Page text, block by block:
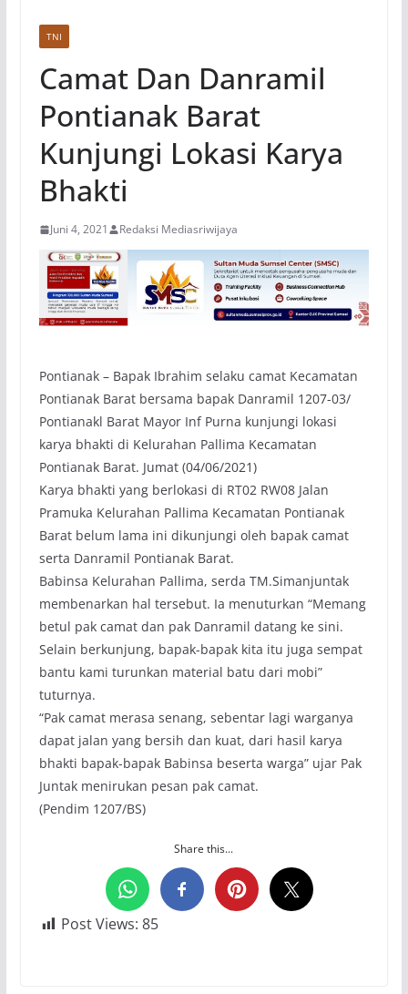
TNI
Camat Dan Danramil
Pontianak Barat
Kunjungi Lokasi Karya
Bhakti
Juni 4, 2021 Redaksi Mediasriwijaya
Pontianak – Bapak Ibrahim selaku camat Kecamatan
Pontianak Barat bersama bapak Danramil 1207-03/
Pontianakl Barat Mayor Inf Purna kunjungi lokasi
karya bhakti di Kelurahan Pallima Kecamatan
Pontianak Barat. Jumat (04/06/2021)
Karya bhakti yang berlokasi di RT02 RW08 Jalan
Pramuka Kelurahan Pallima Kecamatan Pontianak
Barat belum lama ini dikunjungi oleh bapak camat
serta Danramil Pontianak Barat.
Babinsa Kelurahan Pallima, serda TM.Simanjuntak
membenarkan hal tersebut. Ia menuturkan “Memang
betul pak camat dan pak Danramil datang ke sini.
Selain berkunjung, bapak-bapak kita itu juga sempat
bantu kami turunkan material batu dari mobi”
tuturnya.
“Pak camat merasa senang, sebentar lagi warganya
dapat jalan yang bersih dan kuat, dari hasil karya
bhakti bapak-bapak Babinsa beserta warga” ujar Pak
Juntak menirukan pesan pak camat.
(Pendim 1207/BS)
Share this...
Post Views: 85